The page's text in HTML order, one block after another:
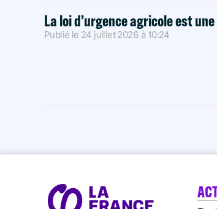
La loi d’urgence agricole est
Publié le 24 juillet 2026 à 10:24